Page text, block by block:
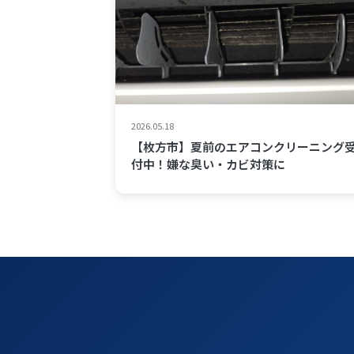
2026.05.18
【枚方市】夏前のエアコンクリーニング
付中！嫌な臭い・カビ対策に